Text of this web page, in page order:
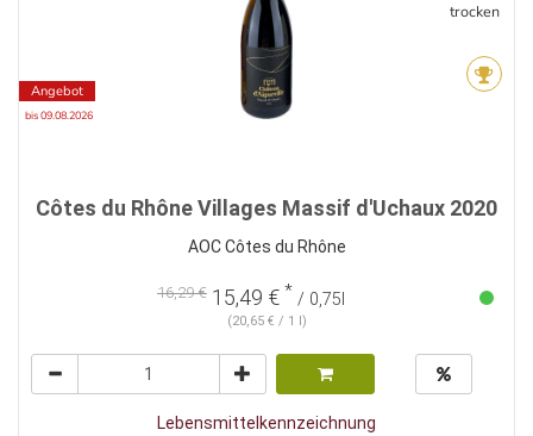
Angebot
bis 09.08.2026
trocken
Côtes du Rhône Villages Massif d'Uchaux 2020
AOC Côtes du Rhône
16,29 € 15,49 € * / 0,75l
(20,65 € / 1 l)
Lebensmittelkennzeichnung